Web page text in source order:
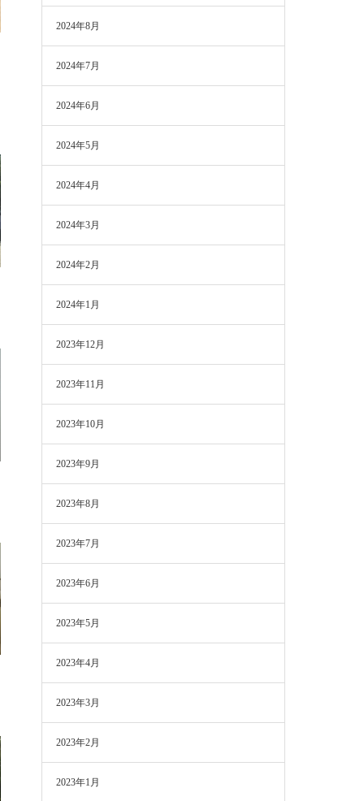
2024年8月
2024年7月
2024年6月
2024年5月
2024年4月
2024年3月
2024年2月
2024年1月
2023年12月
2023年11月
2023年10月
2023年9月
2023年8月
2023年7月
2023年6月
2023年5月
2023年4月
2023年3月
2023年2月
2023年1月